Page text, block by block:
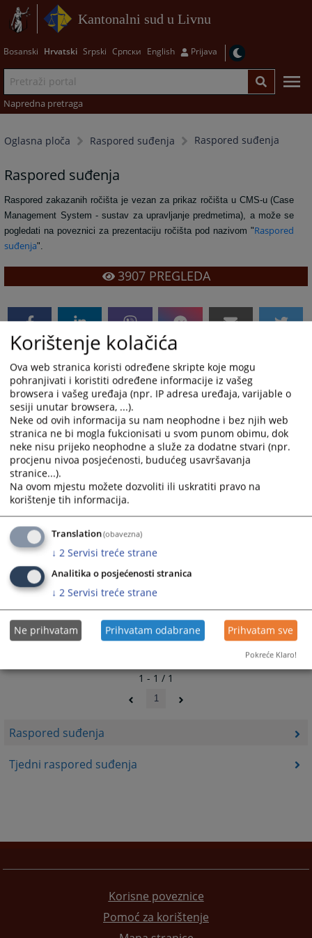
Kantonalni sud u Livnu
Bosanski Hrvatski Srpski Српски English Prijava
Napredna pretraga
Oglasna ploča Raspored suđenja Raspored suđenja
Raspored suđenja
Tjedni raspored suđenja
Raspored suđenja
Raspored zakazanih ročišta je vezan za prikaz ročišta u CMS-u (Case
Management System - sustav za upravljanje predmetima), a može se
pogledati na poveznici za prezentaciju ročišta pod nazivom "Raspored
suđenja".
3907PREGLEDA
1 - 1 / 1
1
Korisne poveznice
Pomoć za korištenje
Korištenje kolačića
Ova web stranica koristi određene skripte koje mogu
pohranjivati i koristiti određene informacije iz vašeg
browsera i vašeg uređaja (npr. IP adresa uređaja, varijable o
sesiji unutar browsera, ...).
Neke od ovih informacija su nam neophodne i bez njih web
stranica ne bi mogla fukcionisati u svom punom obimu, dok
neke nisu prijeko neophodne a služe za dodatne stvari (npr.
procjenu nivoa posjećenosti, budućeg usavršavanja
stranice...).
Na ovom mjestu možete dozvoliti ili uskratiti pravo na
korištenje tih informacija.
Translation(obavezna)
↓ 2 Servisi treće strane
Analitika o posjećenosti stranica
↓ 2 Servisi treće strane
Ne prihvatam Prihvatam odabrane Prihvatam sve
Pokreće Klaro!